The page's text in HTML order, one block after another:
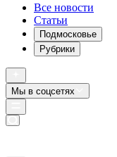
Все новости
Статьи
Подмосковье
Рубрики
Мы в соцсетях